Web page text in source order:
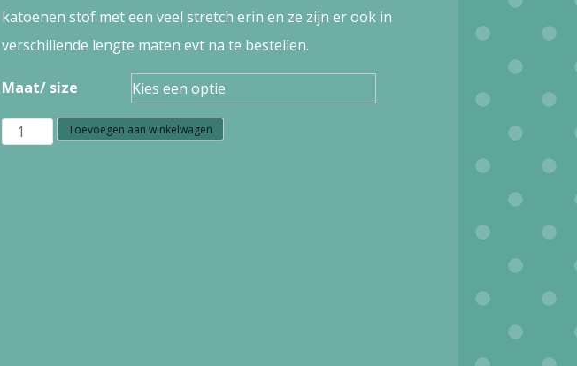
katoenen stof met een veel stretch erin en ze zijn er ook in
verschillende lengte maten evt na te bestellen.
Maat/ size
B1.35
Toevoegen aan winkelwagen